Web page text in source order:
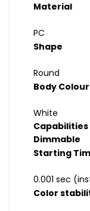
Material
PC
Shape
Round
Body Colour
White
Capabilities
Dimmable
Starting
0.001 sec
Color